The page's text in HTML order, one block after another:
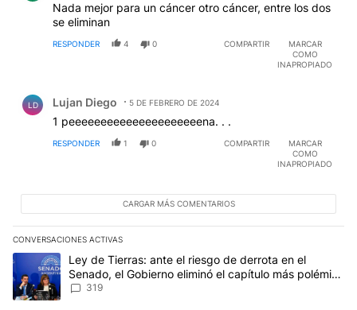
Nada mejor para un cáncer otro cáncer, entre los dos
se eliminan
RESPONDER 4 0 COMPARTIR
MARCAR
COMO
INAPROPIADO
LD Lujan Diego 5 DE FEBRERO DE 2024
1 peeeeeeeeeeeeeeeeeeeeena. . .
RESPONDER 1 0 COMPARTIR
MARCAR
COMO
INAPROPIADO
CARGAR MÁS COMENTARIOS
CONVERSACIONES ACTIVAS
Este listado muestra los artículos con más comentarios en los
Un artículo de tendencia con el título "Ley de Tierras: ante el
Ley de Tierras: ante el riesgo de derrota en el
Senado, el Gobierno eliminó el capítulo más polémico
del proyecto
319